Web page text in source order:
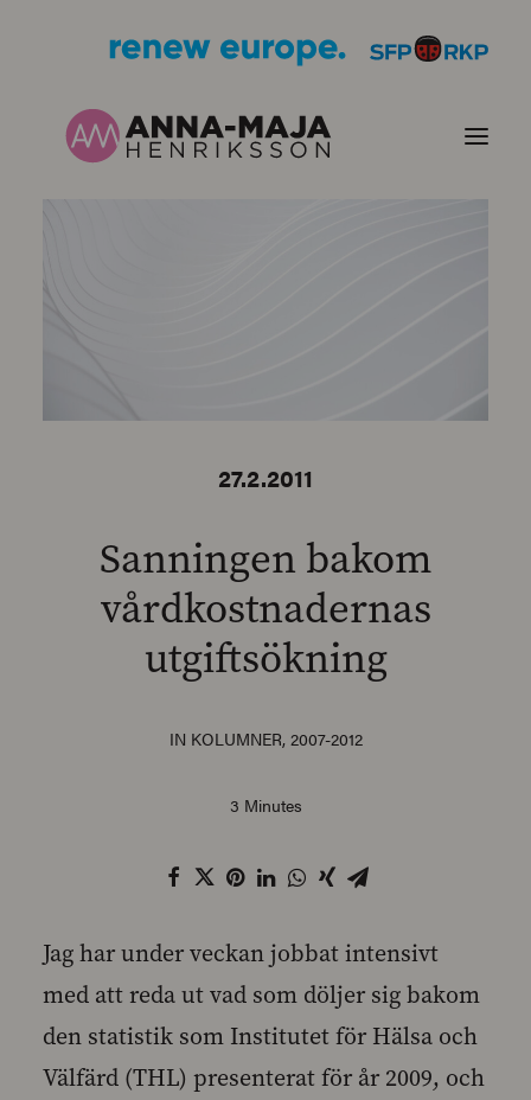
SEARCH
27.2.2011
Sanningen bakom
vårdkostnadernas
utgiftsökning
IN KOLUMNER, 2007-2012
3 Minutes
Jag har under veckan jobbat intensivt
med att reda ut vad som döljer sig bakom
den statistik som Institutet för Hälsa och
Välfärd (THL) presenterat för år 2009, och